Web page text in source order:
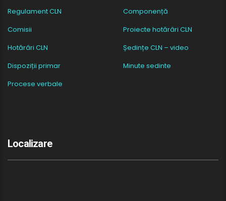
Regulament CLN
Componență
Comisii
Proiecte hotărâri CLN
Hotărâri CLN
Ședințe CLN – video
Dispoziții primar
Minute sedinte
Procese verbale
Localizare